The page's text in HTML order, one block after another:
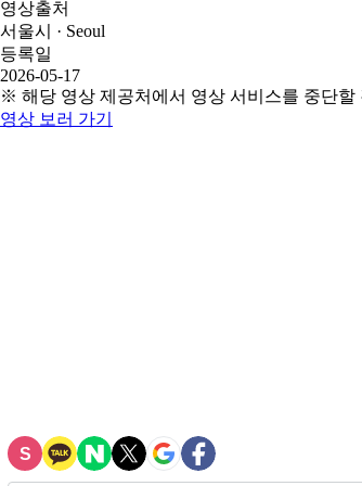
영상출처
서울시 · Seoul
등록일
2026-05-17
※ 해당 영상 제공처에서 영상 서비스를 중단할
영상 보러 가기